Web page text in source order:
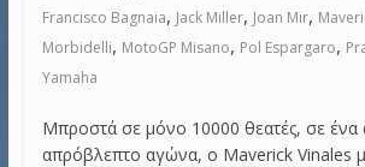
Francisco Bagnaia, Jack Miller, Joan Mir,
Morbidelli, MotoGP Misano, Pol Espargaro,
Yamaha
Μπροστά σε μόνο 10000 θεατές, σε ένα
απρόβλεπτο αγώνα, ο Maverick Vinales